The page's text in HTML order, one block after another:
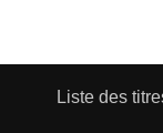
Liste des